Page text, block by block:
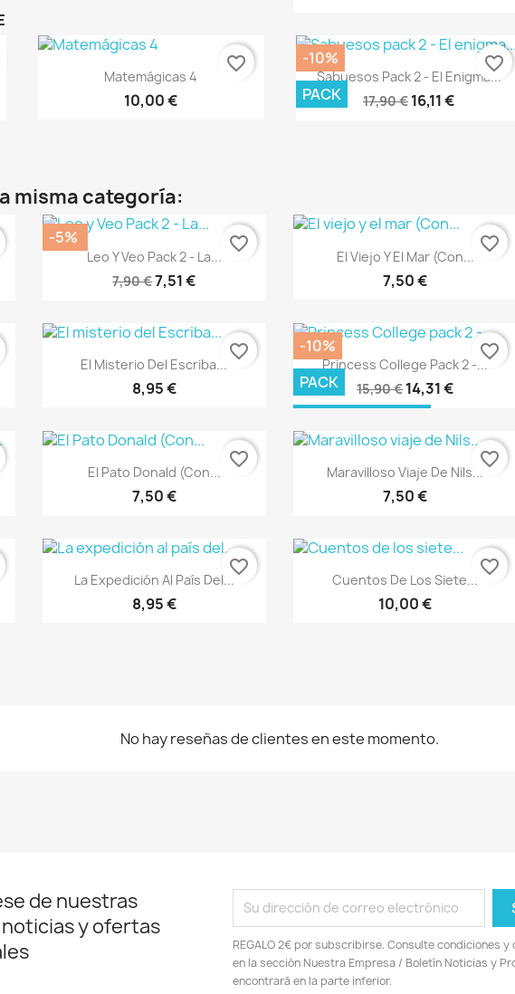
Vista rápida
Matemágicas 4
10,00 €
favorite_border Vista rápida
Sabuesos Pack 2 - El Enigma...
17,90 € 16,11 €
-10%
PACK
favorite_border
misma categoría:
Vista rápida
Leo Y Veo Pack 2 - La...
7,90 €7,51 €
-5% favorite_border Vista rápida
El Viejo Y El Mar (Con...
7,50 €
favorite_border
Vista rápida
El Misterio Del Escriba...
8,95 €
favorite_border Vista rápida
Princess College Pack 2 -...
15,90 €14,31 €
-10%
PACK
favorite_border
Vista rápida
El Pato Donald (Con...
7,50 €
favorite_border Vista rápida
Maravilloso Viaje De Nils...
7,50 €
favorite_border
Vista rápida
La Expedición Al País Del...
8,95 €
favorite_border Vista rápida
Cuentos De Los Siete...
10,00 €
favorite_border
No hay reseñas de clientes en este momento.
de nuestras
y ofertas
REGALO 2€ por subscribirse. Consulte condiciones
en la sección Nuestra Empresa / Boletín Noticias y
encontrará en la parte inferior.